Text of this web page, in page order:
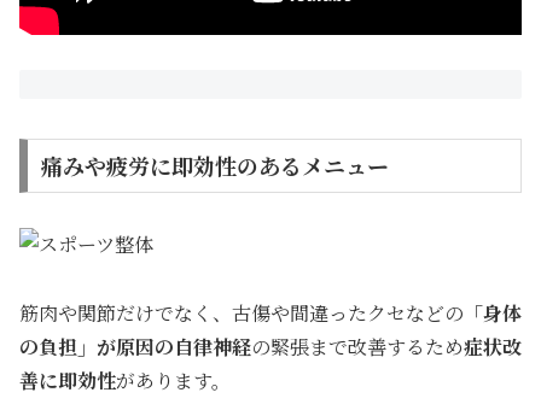
痛みや疲労に即効性のあるメニュー
筋肉や関節だけでなく、古傷や間違ったクセなどの 「身体
の負担」が原因の自律神経の緊張まで改善するため症状改
善に即効性があります。